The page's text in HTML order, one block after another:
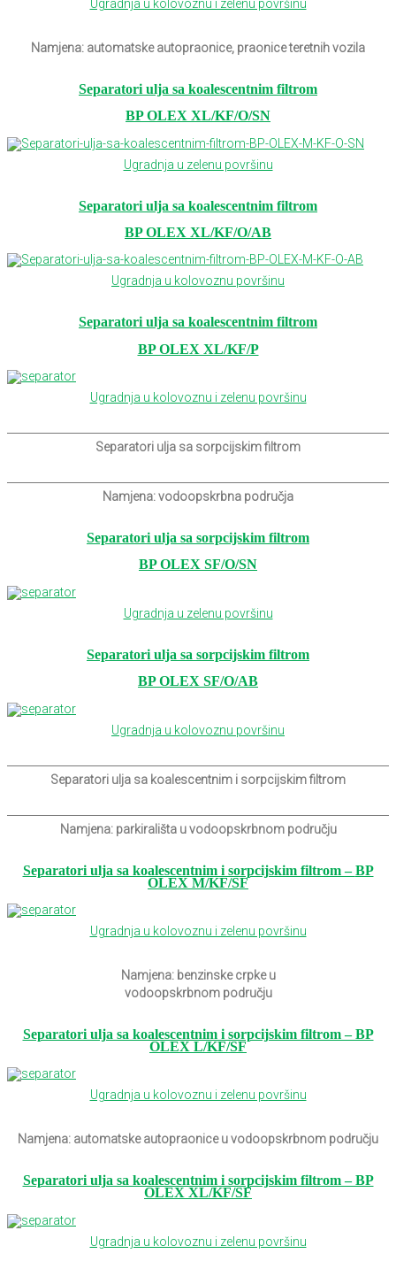
Ugradnja u kolovoznu i zelenu površinu
Namjena: automatske autopraonice, praonice teretnih vozila
Separatori ulja sa koalescentnim filtrom
BP OLEX XL/KF/O/SN
Ugradnja u zelenu površinu
Separatori ulja sa koalescentnim filtrom
BP OLEX XL/KF/O/AB
Ugradnja u kolovoznu površinu
Separatori ulja sa koalescentnim filtrom
BP OLEX XL/KF/P
Ugradnja u kolovoznu i zelenu površinu
Separatori ulja sa sorpcijskim filtrom
Namjena: vodoopskrbna područja
Separatori ulja sa sorpcijskim filtrom
BP OLEX SF/O/SN
Ugradnja u zelenu površinu
Separatori ulja sa sorpcijskim filtrom
BP OLEX SF/O/AB
Ugradnja u kolovoznu površinu
Separatori ulja sa koalescentnim i sorpcijskim filtrom
Namjena: parkirališta u vodoopskrbnom području
Separatori ulja sa koalescentnim i sorpcijskim filtrom –BP
OLEX M/KF/SF
Ugradnja u kolovoznu i zelenu površinu
Namjena: benzinske crpke u
vodoopskrbnom području
Separatori ulja sa koalescentnim i sorpcijskim filtrom – BP
OLEX L/KF/SF
Ugradnja u kolovoznu i zelenu površinu
Namjena: automatske autopraonice u vodoopskrbnom području
Separatori ulja sa koalescentnim i sorpcijskim filtrom – BP
OLEX XL/KF/SF
Ugradnja u kolovoznu i zelenu površinu